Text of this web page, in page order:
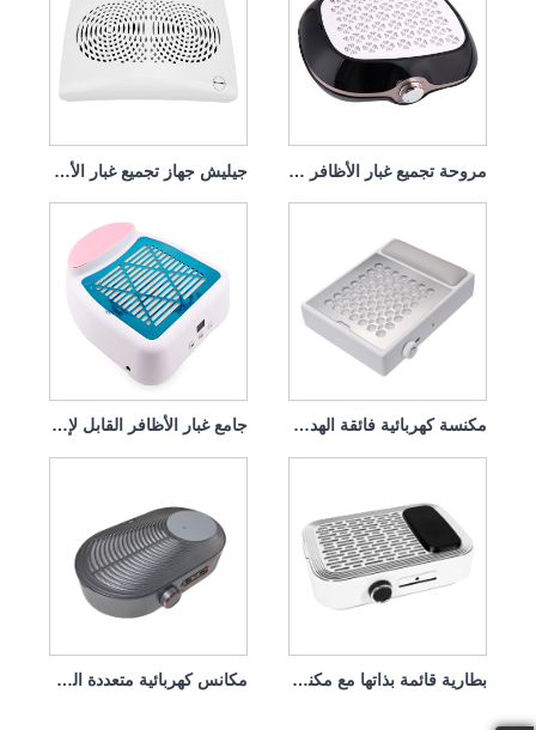
جيليش جهاز تجميع غبار الأظافر الاحترافي القابل لإعادة الشحن بقوة 20 وات مروحة تجميع غبار الأظافر القابلة لإعادة الشحن مع فلتر 40 وات
جامع غبار الأظافر القابل لإعادة الشحن 30 وات مع فلتر 30 وات مكنسة كهربائية فائقة الهدوء للأظافر
مكانس كهربائية متعددة الوظائف لتلميع الأظافر بطارية قائمة بذاتها مع مكنسة كهربائية للأظافر ذات سرعة الرياح قابلة للتعديل